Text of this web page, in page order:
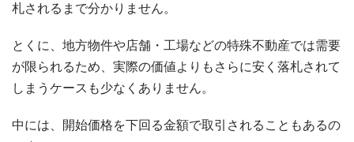
札されるまで分かりません。
とくに、地方物件や店舗・工場などの特殊不動産では需要
が限られるため、実際の価値よりもさらに安く落札されて
しまうケースも少なくありません。
中には、開始価格を下回る金額で取引されることもあるの